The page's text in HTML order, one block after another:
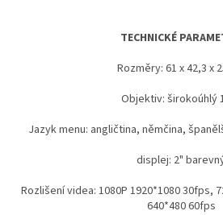
TECHNICKÉ
Rozměry: 61 x 42,3 x
Objektiv: širokoúhlý
Jazyk menu: angličtina, němčina,
displej: 2"
Rozlišení videa: 1080P 1920*1080 30fps,
640*480 60fps